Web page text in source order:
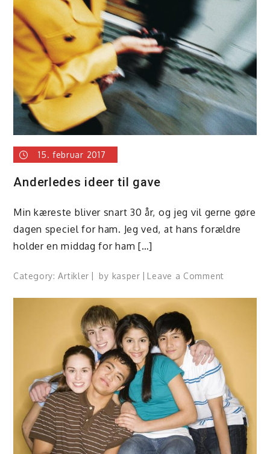
15. februar 2017
Anderledes ideer til gave
Min kæreste bliver snart 30 år, og jeg vil gerne gøre
dagen speciel for ham. Jeg ved, at hans forældre
holder en middag for ham […]
Category:Artikler by kasper Leave a Commenton